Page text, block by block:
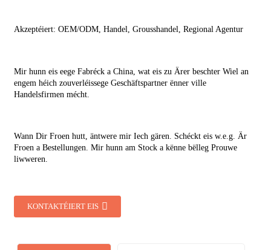
Akzeptéiert: OEM/ODM, Handel, Grousshandel, Regional Agentur
Mir hunn eis eege Fabréck a China, wat eis zu Ärer beschter Wiel an
engem héich zouverléissege Geschäftspartner ënner ville
Handelsfirmen mécht.
Wann Dir Froen hutt, äntwere mir Iech gären. Schéckt eis w.e.g. Är
Froen a Bestellungen. Mir hunn am Stock a kënne bëlleg Prouwe
liwweren.
KONTAKTÉIERT EIS